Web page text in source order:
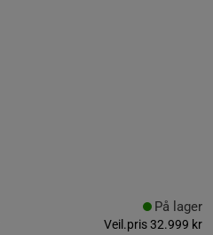
Veil.pris32.999 kr
På lager